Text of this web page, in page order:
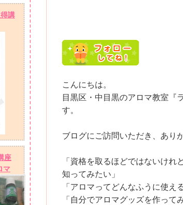
こんにちは。
目黒区・中目黒のアロマ教室『
す。
ブログにご訪問いただき、あり
「資格を取るほどではないけれ
知ってみたい」
「アロマってどんなふうに使え
「自分でアロマグッズを作って
講
座
マ